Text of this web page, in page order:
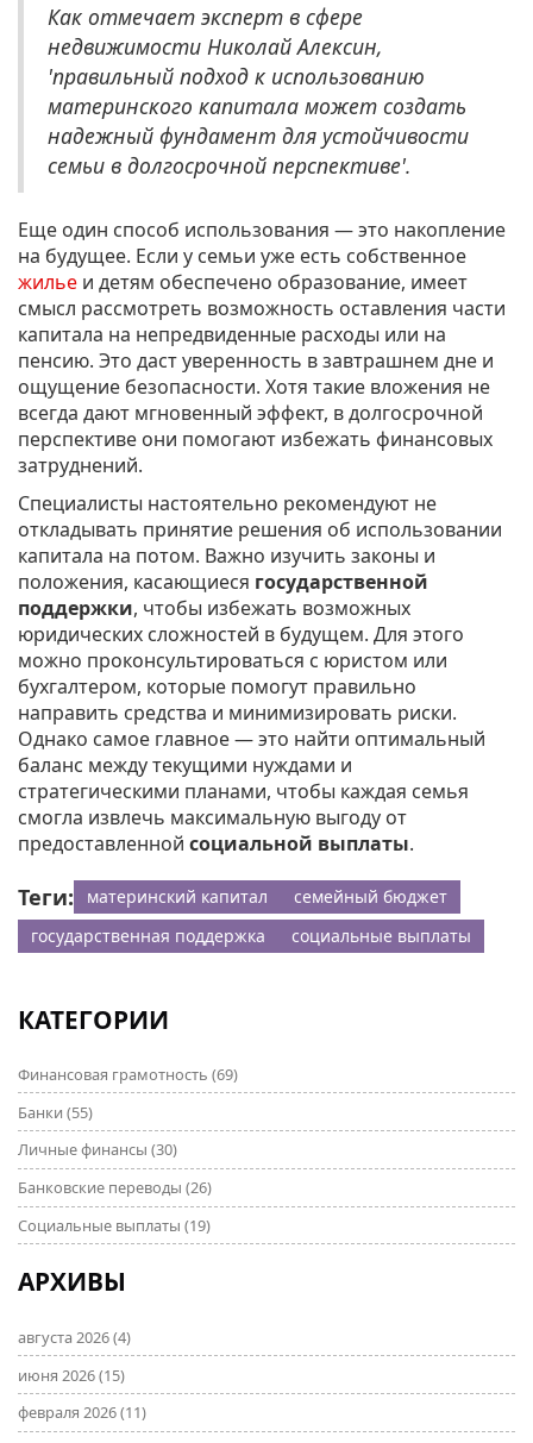
Как отмечает эксперт в сфере
недвижимости Николай Алексин,
'правильный подход к использованию
материнского капитала может создать
надежный фундамент для устойчивости
семьи в долгосрочной перспективе'.
Еще один способ использования — это накопление
на будущее. Если у семьи уже есть собственное
жилье и детям обеспечено образование, имеет
смысл рассмотреть возможность оставления части
капитала на непредвиденные расходы или на
пенсию. Это даст уверенность в завтрашнем дне и
ощущение безопасности. Хотя такие вложения не
всегда дают мгновенный эффект, в долгосрочной
перспективе они помогают избежать финансовых
затруднений.
Специалисты настоятельно рекомендуют не
откладывать принятие решения об использовании
капитала на потом. Важно изучить законы и
положения, касающиеся государственной
поддержки, чтобы избежать возможных
юридических сложностей в будущем. Для этого
можно проконсультироваться с юристом или
бухгалтером, которые помогут правильно
направить средства и минимизировать риски.
Однако самое главное — это найти оптимальный
баланс между текущими нуждами и
стратегическими планами, чтобы каждая семья
смогла извлечь максимальную выгоду от
предоставленной социальной выплаты.
Теги: материнский капитал
семейный бюджет
государственная поддержка
социальные выплаты
КАТЕГОРИИ
Финансовая грамотность (69)
Банки (55)
Личные финансы (30)
Банковские переводы (26)
Социальные выплаты (19)
АРХИВЫ
августа 2026(4)
июня 2026(15)
февраля 2026(11)